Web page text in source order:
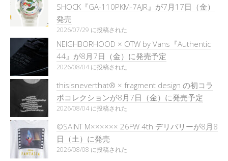
SHOCK『GA-110PKM-7AJR』が7月17日（金）
発売
2026/07/29 に投稿された
NEIGHBORHOOD × OTW by Vans『Authentic
44』が8月7日（金）に発売予定
2026/08/04 に投稿された
thisisneverthat® × fragment design の初コラ
ボコレクションが8月7日（金）に発売予定
2026/08/04 に投稿された
©SAINT M×××××× 26FW 4th デリバリーが8月8
日（土）に発売
2026/08/08 に投稿された